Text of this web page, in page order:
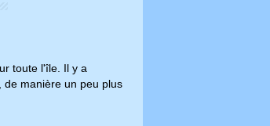
toute l'île. Il y a
de manière un peu plus